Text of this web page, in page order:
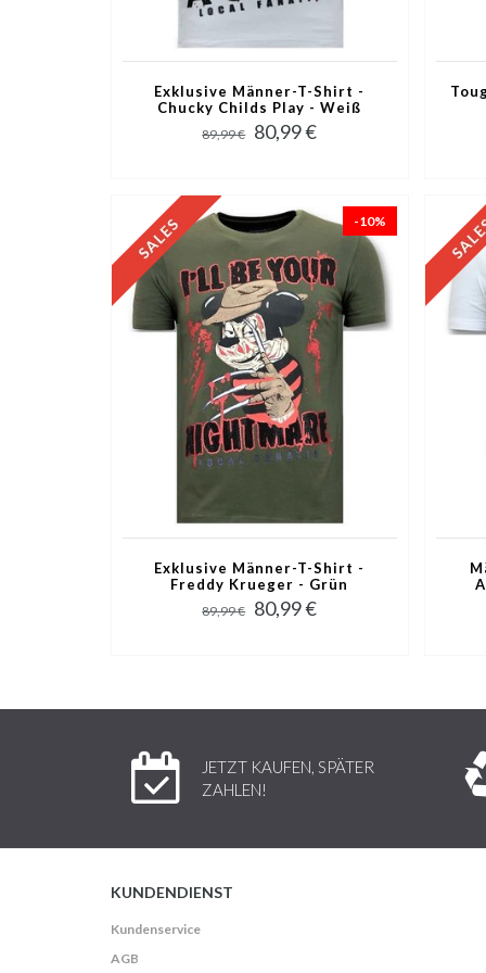
Exklusive Männer-T-Shirt -
Chucky Childs Play - Weiß
89,99 € 80,99 €
-10%
Exklusive Männer-T-Shirt -
Freddy Krueger - Grün
89,99 € 80,99 €
JETZT KAUFEN, SPÄTER
ZAHLEN!
KUNDENDIENST
Kundenservice
AGB